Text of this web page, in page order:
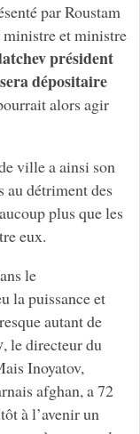
par Roustam
et ministre
président
dépositaire
alors agir
ville a ainsi son
au détriment des
plus que les
eux.
le
la puissance et
autant de
, le directeur du
Inoyatov,
afghan, a 72
à l’avenir un